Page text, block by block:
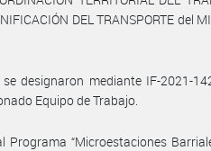
DEL TRANSPORTE del
designaron mediante IF-2021-
Equipo de Trabajo.
“Microestaciones